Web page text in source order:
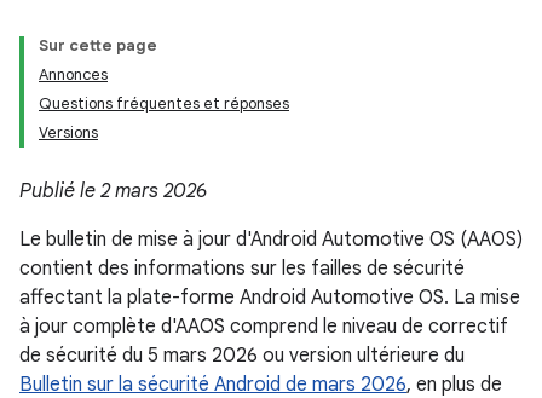
Sur cette page
Annonces
Questions fréquentes et réponses
Versions
Publié le 2 mars 2026
Le bulletin de mise à jour d'Android Automotive OS (AAOS)
contient des informations sur les failles de sécurité
affectant la plate-forme Android Automotive OS. La mise
à jour complète d'AAOS comprend le niveau de correctif
de sécurité du 5 mars 2026 ou version ultérieure du
Bulletin sur la sécurité Android de mars 2026, en plus de